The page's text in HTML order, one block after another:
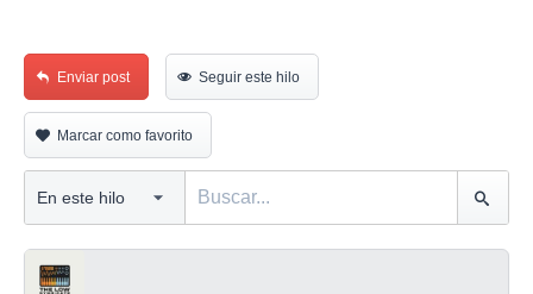
Enviar post Seguir este hilo
Marcar como favorito